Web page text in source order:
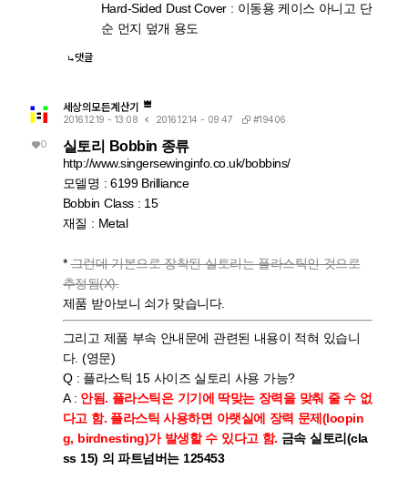
Hard-Sided Dust Cover : 이동용 케이스 아니고 단
순 먼지 덮개 용도
댓글
0
세상의모든계산기
2016.12.19 - 13:08 2016.12.14 - 09:47 #19406
실토리 Bobbin 종류
http://www.singersewinginfo.co.uk/bobbins/
모델명 : 6199 Brilliance
Bobbin Class : 15
재질 : Metal
*그런데 기본으로 장착된 실토리는 플라스틱인 것으로
추정됨(X).
제품 받아보니 쇠가 맞습니다.
그리고 제품 부속 안내문에 관련된 내용이 적혀 있습니
다. (영문)
Q : 플라스틱 15 사이즈 실토리 사용 가능?
A : 안됨. 플라스틱은 기기에 딱맞는 장력을 맞춰 줄 수 없
다고 함. 플라스틱 사용하면 아랫실에 장력 문제(loopin
g, birdnesting)가 발생할 수 있다고 함. 금속 실토리(cla
ss 15) 의 파트넘버는 125453